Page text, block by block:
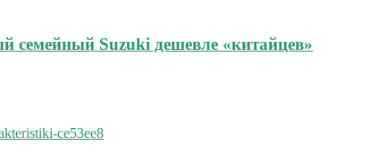
семейный Suzuki дешевле «китайцев»